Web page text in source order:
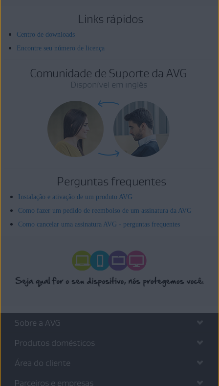
Links rápidos
Centro de downloads
Encontre seu número de licença
Comunidade de Suporte da AVG
Disponível em inglês
Perguntas frequentes
Instalação e ativação de um produto AVG
Como fazer um pedido de reembolso de um assinatura da AVG
Como cancelar uma assinatura AVG - perguntas frequentes
Sobre a AVG
Produtos domésticos
Área do cliente
Parceiros e empresas